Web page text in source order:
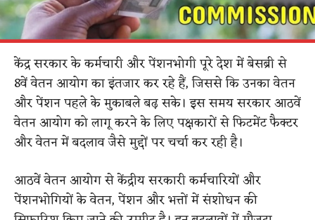
केंद्र सरकार के कर्मचारी और पेंशनभोगी पूरे देश में बेसब्री से
8वें वेतन आयोग का इंतजार कर रहे हैं, जिससे कि उनका वेतन
और पेंशन पहले के मुकाबले बढ़ सके। इस समय सरकार आठवें
वेतन आयोग को लागू करने के लिए पक्षकारों से फिटमेंट फैक्टर
और वेतन में बदलाव जैसे मुद्दों पर चर्चा कर रही है।
आठवें वेतन आयोग से केंद्रीय सरकारी कर्मचारियों और
पेंशनभोगियों के वेतन, पेंशन और भत्तों में संशोधन की